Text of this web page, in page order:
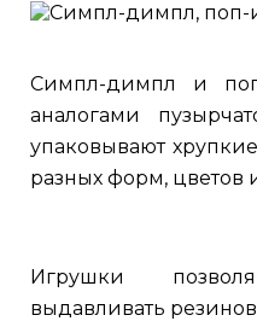
Симпл-димпл и
аналогами
упаковывают
разных форм, цветов
Игрушки
выдавливать